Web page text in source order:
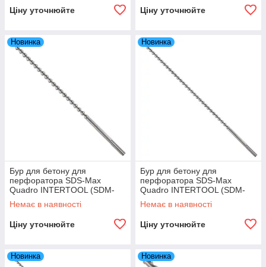
Ціну уточнюйте Ціну уточнюйте
Новинка
Бур для бетону для
перфоратора SDS-Max
Quadro INTERTOOL (SDM-
2060) 20×600 мм
Немає в наявності
Ціну уточнюйте
Новинка
Бур для бетону для
перфоратора SDS-Max
Quadro INTERTOOL (SDM-
2080) 20×800 мм
Немає в наявності
Ціну уточнюйте
Новинка Новинка